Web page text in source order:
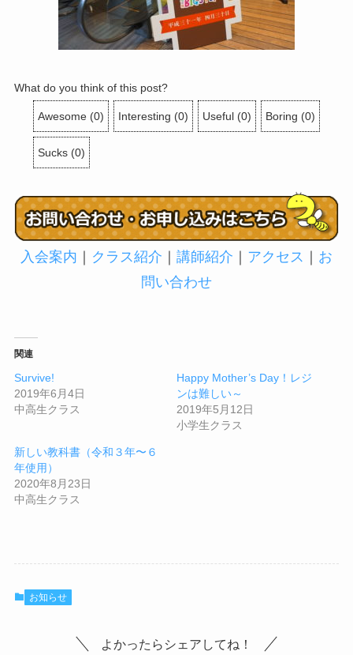
What do you think of this post?
Awesome (0) Interesting (0) Useful (0) Boring (0)
Sucks (0)
入会案内 ｜ クラス紹介 ｜ 講師紹介 ｜ アクセス ｜ お
問い合わせ
関連
Survive!
2019年6月4日
中高生クラス
Happy Mother’s Day！レジ
ンは難しい～
2019年5月12日
小学生クラス
新しい教科書（令和３年〜６
年使用）
2020年8月23日
中高生クラス
お知らせ
よかったらシェアしてね！